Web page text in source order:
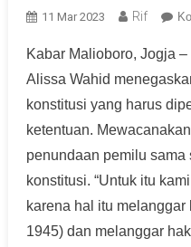
11 Mar 2023 Rif
Kabar Malioboro, Jogja
Alissa Wahid
konstitusi yang harus
ketentuan.
penundaan pemilu
konstitusi. “Untuk itu
karena hal itu
1945) dan melanggar